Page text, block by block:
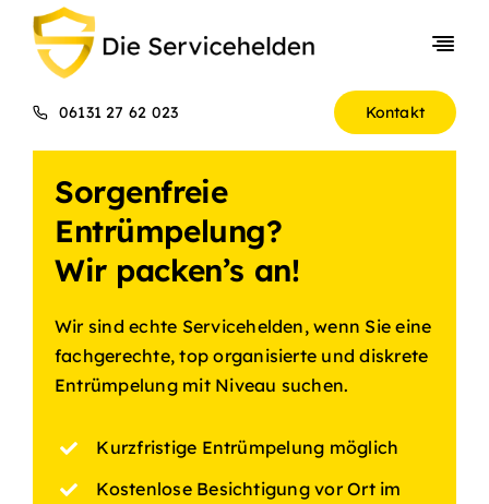
Skip
content
Entrümpelungen
Gewerbekunden
Über uns
06131 27 62 023 Kontakt
Sorgenfreie
Entrümpelung?
Wir packen’s an!
Wir sind echte Servicehelden, wenn Sie eine
fachgerechte, top organisierte und diskrete
Entrümpelung mit Niveau suchen.
Kurzfristige Entrümpelung möglich
Kostenlose Besichtigung vor Ort im